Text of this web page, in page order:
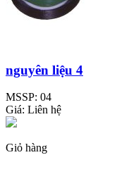
nguyên liệu 4
MSSP: 04
Giá: Liên hệ
Giỏ hàng